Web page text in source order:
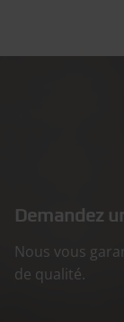
Demandez
Nous vous
de qualité.